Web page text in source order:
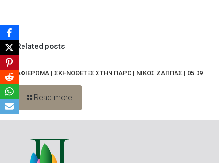
Related posts
ΑΦΙΕΡΩΜΑ | ΣΚΗΝΟΘΕΤΕΣ ΣΤΗΝ ΠΑΡΟ | ΝΙΚΟΣ ΖΑΠΠΑΣ | 05.09
Read more